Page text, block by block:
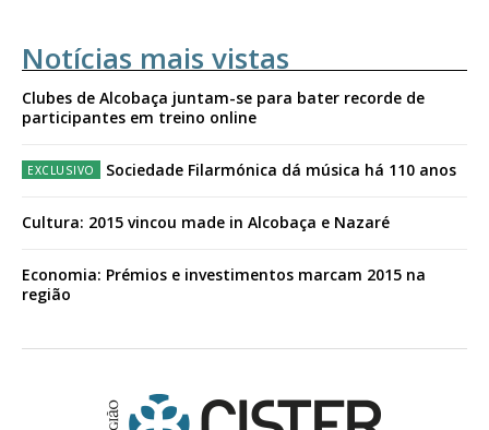
Notícias mais vistas
Clubes de Alcobaça juntam-se para bater recorde de
participantes em treino online
Sociedade Filarmónica dá música há 110 anos
Cultura: 2015 vincou made in Alcobaça e Nazaré
Economia: Prémios e investimentos marcam 2015 na
região